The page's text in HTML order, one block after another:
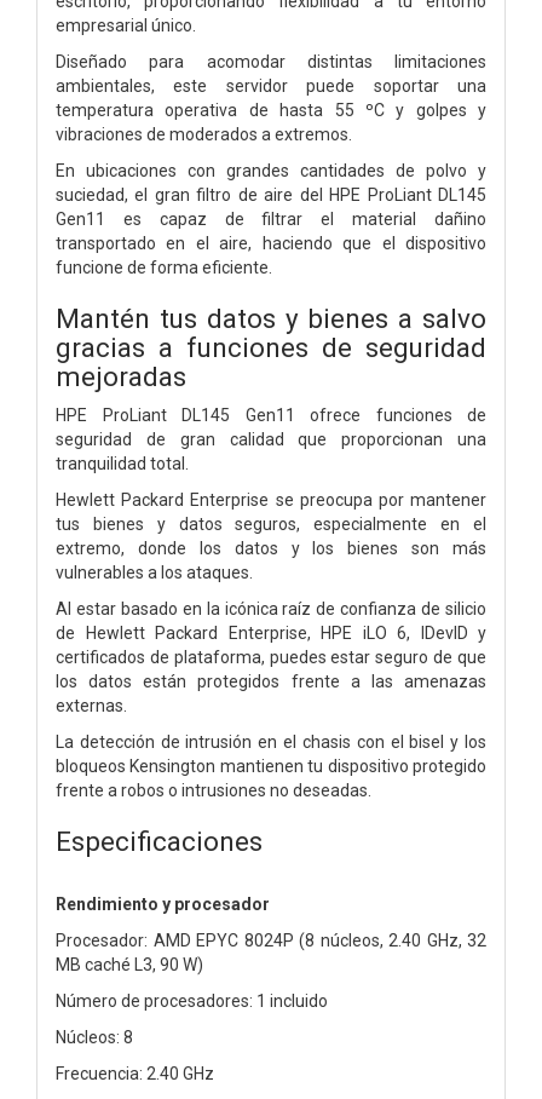
empresarial único.
Diseñado para acomodar distintas limitaciones
ambientales, este servidor puede soportar una
temperatura operativa de hasta 55 ºC y golpes y
vibraciones de moderados a extremos.
En ubicaciones con grandes cantidades de polvo y
suciedad, el gran filtro de aire del HPE ProLiant DL145
Gen11 es capaz de filtrar el material dañino
transportado en el aire, haciendo que el dispositivo
funcione de forma eficiente.
Mantén tus datos y bienes a salvo
gracias a funciones de seguridad
mejoradas
HPE ProLiant DL145 Gen11 ofrece funciones de
seguridad de gran calidad que proporcionan una
tranquilidad total.
Hewlett Packard Enterprise se preocupa por mantener
tus bienes y datos seguros, especialmente en el
extremo, donde los datos y los bienes son más
vulnerables a los ataques.
Al estar basado en la icónica raíz de confianza de silicio
de Hewlett Packard Enterprise, HPE iLO 6, IDevID y
certificados de plataforma, puedes estar seguro de que
los datos están protegidos frente a las amenazas
externas.
La detección de intrusión en el chasis con el bisel y los
bloqueos Kensington mantienen tu dispositivo protegido
frente a robos o intrusiones no deseadas.
Especificaciones
Rendimiento y procesador
Procesador: AMD EPYC 8024P (8 núcleos, 2.40 GHz, 32
MB caché L3, 90 W)
Número de procesadores: 1 incluido
Núcleos: 8
Frecuencia: 2.40 GHz